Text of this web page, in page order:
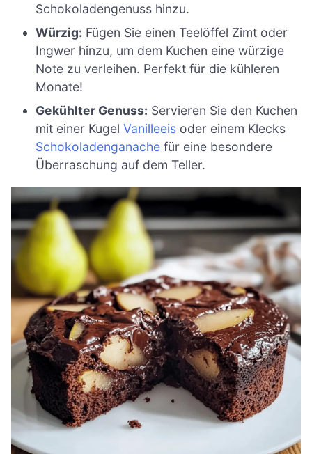
Schokoladengenuss hinzu.
Würzig: Fügen Sie einen Teelöffel Zimt oder
Ingwer hinzu, um dem Kuchen eine würzige
Note zu verleihen. Perfekt für die kühleren
Monate!
Gekühlter Genuss: Servieren Sie den Kuchen
mit einer KugelVanilleeis oder einem Klecks
Schokoladenganache für eine besondere
Überraschung auf dem Teller.